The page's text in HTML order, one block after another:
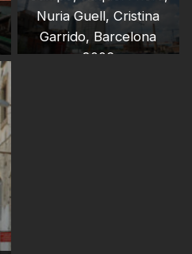
Nuria Guell, Cristina
Garrido, Barcelona
2006